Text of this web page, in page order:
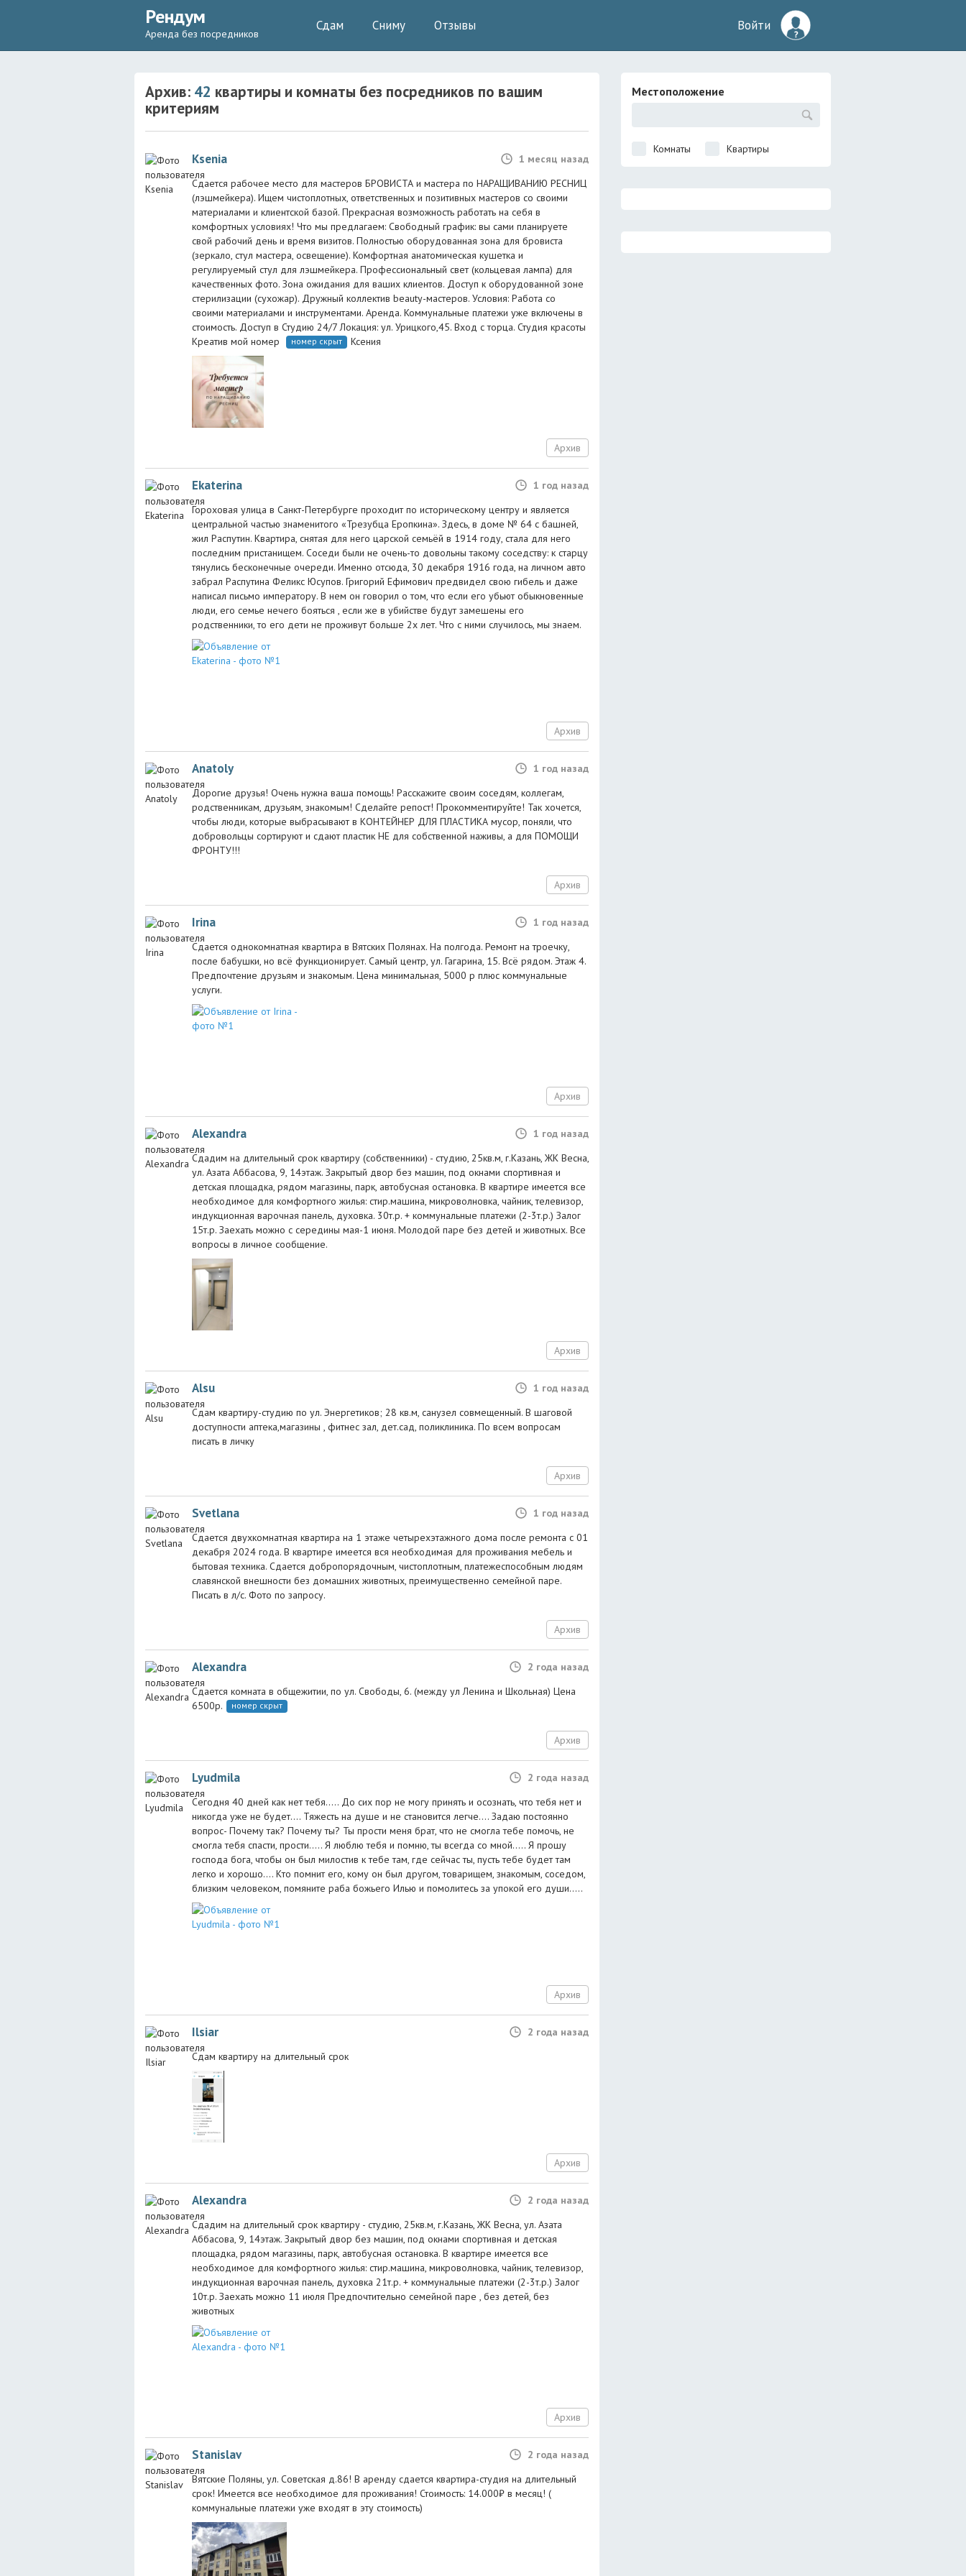
Рендум
Аренда без посредников
Сдам Сниму Отзывы Войти
Архив: 42 квартиры и комнаты без посредников по вашим
критериям
Ksenia
1 месяц назад
Сдается рабочее место для мастеров БРОВИСТА и мастера по НАРАЩИВАНИЮ РЕСНИЦ
(лэшмейкера). Ищем чистоплотных, ответственных и позитивных мастеров со своими
материалами и клиентской базой. Прекрасная возможность работать на себя в
комфортных условиях! Что мы предлагаем: Свободный график: вы сами планируете
свой рабочий день и время визитов. Полностью оборудованная зона для бровиста
(зеркало, стул мастера, освещение). Комфортная анатомическая кушетка и
регулируемый стул для лэшмейкера. Профессиональный свет (кольцевая лампа) для
качественных фото. Зона ожидания для ваших клиентов. Доступ к оборудованной зоне
стерилизации (сухожар). Дружный коллектив beauty-мастеров. Условия: Работа со
своими материалами и инструментами. Аренда. Коммунальные платежи уже включены в
стоимость. Доступ в Студию 24/7 Локация: ул. Урицкого,45. Вход с торца. Студия красоты
Креатив мой номер
номер скрыт Ксения
Архив
Ekaterina
1 год назад
Гороховая улица в Санкт-Петербурге проходит по историческому центру и является
центральной частью знаменитого «Трезубца Еропкина». Здесь, в доме № 64 с башней,
жил Распутин. Квартира, снятая для него царской семьёй в 1914 году, стала для него
последним пристанищем. Соседи были не очень-то довольны такому соседству: к старцу
тянулись бесконечные очереди. Именно отсюда, 30 декабря 1916 года, на личном авто
забрал Распутина Феликс Юсупов. Григорий Ефимович предвидел свою гибель и даже
написал письмо императору. В нем он говорил о том, что если его убьют обыкновенные
люди, его семье нечего бояться , если же в убийстве будут замешены его
родственники, то его дети не проживут больше 2х лет. Что с ними случилось, мы знаем.
Архив
Anatoly
1 год назад
Дорогие друзья! Очень нужна ваша помощь! Расскажите своим соседям, коллегам,
родственникам, друзьям, знакомым! Сделайте репост! Прокомментируйте! Так хочется,
чтобы люди, которые выбрасывают в КОНТЕЙНЕР ДЛЯ ПЛАСТИКА мусор, поняли, что
добровольцы сортируют и сдают пластик НЕ для собственной наживы, а для ПОМОЩИ
ФРОНТУ!!!
Архив
Irina
1 год назад
Сдается однокомнатная квартира в Вятских Полянах. На полгода. Ремонт на троечку,
после бабушки, но всё функционирует. Самый центр, ул. Гагарина, 15. Всё рядом. Этаж 4.
Предпочтение друзьям и знакомым. Цена минимальная, 5000 р плюс коммунальные
услуги.
Архив
Alexandra
1 год назад
Сдадим на длительный срок квартиру (собственники) - студию, 25кв.м, г.Казань, ЖК Весна,
ул. Азата Аббасова, 9, 14этаж. Закрытый двор без машин, под окнами спортивная и
детская площадка, рядом магазины, парк, автобусная остановка. В квартире имеется все
необходимое для комфортного жилья: стир.машина, микроволновка, чайник, телевизор,
индукционная варочная панель, духовка. 30т.р. + коммунальные платежи (2-3т.р.) Залог
15т.р. Заехать можно с середины мая-1 июня. Молодой паре без детей и животных. Все
вопросы в личное сообщение.
Архив
Alsu
1 год назад
Сдам квартиру-студию по ул. Энергетиков; 28 кв.м, санузел совмещенный. В шаговой
доступности аптека,магазины , фитнес зал, дет.сад, поликлиника. По всем вопросам
писать в личку
Архив
Svetlana
1 год назад
Сдается двухкомнатная квартира на 1 этаже четырехэтажного дома после ремонта с 01
декабря 2024 года. В квартире имеется вся необходимая для проживания мебель и
бытовая техника. Сдается добропорядочным, чистоплотным, платежеспособным людям
славянской внешности без домашних животных, преимущественно семейной паре.
Писать в л/с. Фото по запросу.
Архив
Alexandra
2 года назад
Сдается комната в общежитии, по ул. Свободы, 6. (между ул Ленина и Школьная) Цена
6500р.
номер скрыт
Архив
Lyudmila
2 года назад
Сегодня 40 дней как нет тебя..... До сих пор не могу принять и осознать, что тебя нет и
никогда уже не будет.... Тяжесть на душе и не становится легче.... Задаю постоянно
вопрос- Почему так? Почему ты? Ты прости меня брат, что не смогла тебе помочь, не
смогла тебя спасти, прости..... Я люблю тебя и помню, ты всегда со мной..... Я прошу
господа бога, чтобы он был милостив к тебе там, где сейчас ты, пусть тебе будет там
легко и хорошо.... Кто помнит его, кому он был другом, товарищем, знакомым, соседом,
близким человеком, помяните раба божьего Илью и помолитесь за упокой его души.....
Архив
Ilsiar
2 года назад
Сдам квартиру на длительный срок
Архив
Alexandra
2 года назад
Сдадим на длительный срок квартиру - студию, 25кв.м, г.Казань, ЖК Весна, ул. Азата
Аббасова, 9, 14этаж. Закрытый двор без машин, под окнами спортивная и детская
площадка, рядом магазины, парк, автобусная остановка. В квартире имеется все
необходимое для комфортного жилья: стир.машина, микроволновка, чайник, телевизор,
индукционная варочная панель, духовка 21т.р. + коммунальные платежи (2-3т.р.) Залог
10т.р. Заехать можно 11 июля Предпочтительно семейной паре , без детей, без
животных
Архив
Stanislav
2 года назад
Вятские Поляны, ул. Советская д.86! В аренду сдается квартира-студия на длительный
срок! Имеется все необходимое для проживания! Стоимость: 14.000₽ в месяц! (
коммунальные платежи уже входят в эту стоимость)
Местоположение
Комнаты Квартиры